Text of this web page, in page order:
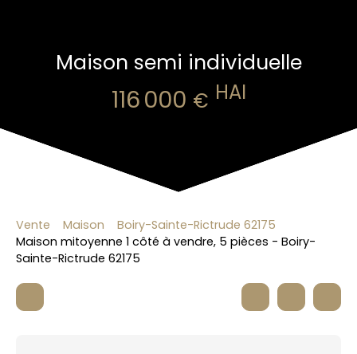
Maison semi individuelle
116 000 € HAI
Vente Maison
Boiry-Sainte-Rictrude 62175
Maison mitoyenne 1 côté à vendre, 5 pièces - Boiry-
Sainte-Rictrude 62175